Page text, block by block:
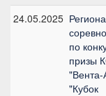
24.05.2025
по
призы
"Кубок